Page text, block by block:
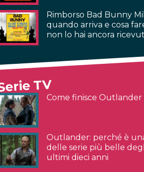
Rimborso Bad Bunny
quando arriva e cosa
non lo hai ancora
TV
Come finisce Outlander
Outlander: perché è
delle serie più belle
ultimi dieci anni